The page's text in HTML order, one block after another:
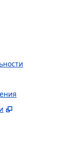
,